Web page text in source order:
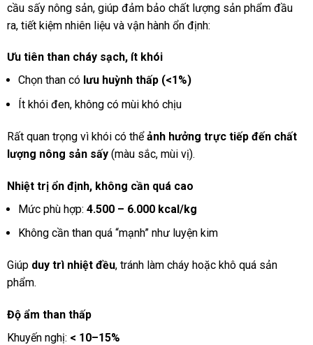
cầu sấy nông sản, giúp đảm bảo chất lượng sản phẩm đầu
ra, tiết kiệm nhiên liệu và vận hành ổn định:
Ưu tiên than cháy sạch, ít khói
Chọn than có lưu huỳnh thấp (<1%)
Ít khói đen, không có mùi khó chịu
Rất quan trọng vì khói có thểảnh hưởng trực tiếp đến chất
lượng nông sản sấy(màu sắc, mùi vị).
Nhiệt trị ổn định, không cần quá cao
Mức phù hợp: 4.500 – 6.000 kcal/kg
Không cần than quá “mạnh” như luyện kim
Giúp duy trì nhiệt đều, tránh làm cháy hoặc khô quá sản
phẩm.
Độ ẩm than thấp
Khuyến nghị: < 10–15%